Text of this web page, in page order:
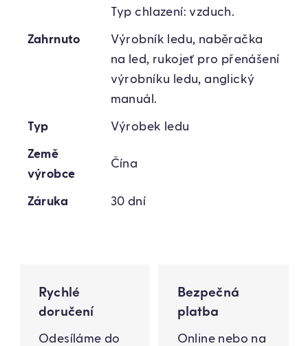
Typ chlazení: vzduch.
Zahrnuto
Výrobník ledu, naběračka
na led, rukojeť pro přenášení
výrobníku ledu, anglický
manuál.
Typ Výrobek ledu
Země
výrobce
Čína
Záruka 30 dní
Rychlé
doručení
Odesíláme do
Bezpečná
platba
Online nebo na